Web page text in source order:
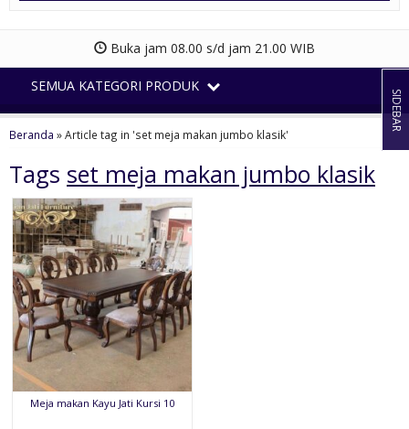
Buka jam 08.00 s/d jam 21.00 WIB
SEMUA KATEGORI PRODUK
Beranda »Article tag in 'set meja makan jumbo klasik'
Tags set meja makan jumbo klasik
Meja makan Kayu Jati Kursi 10
SIDEBAR